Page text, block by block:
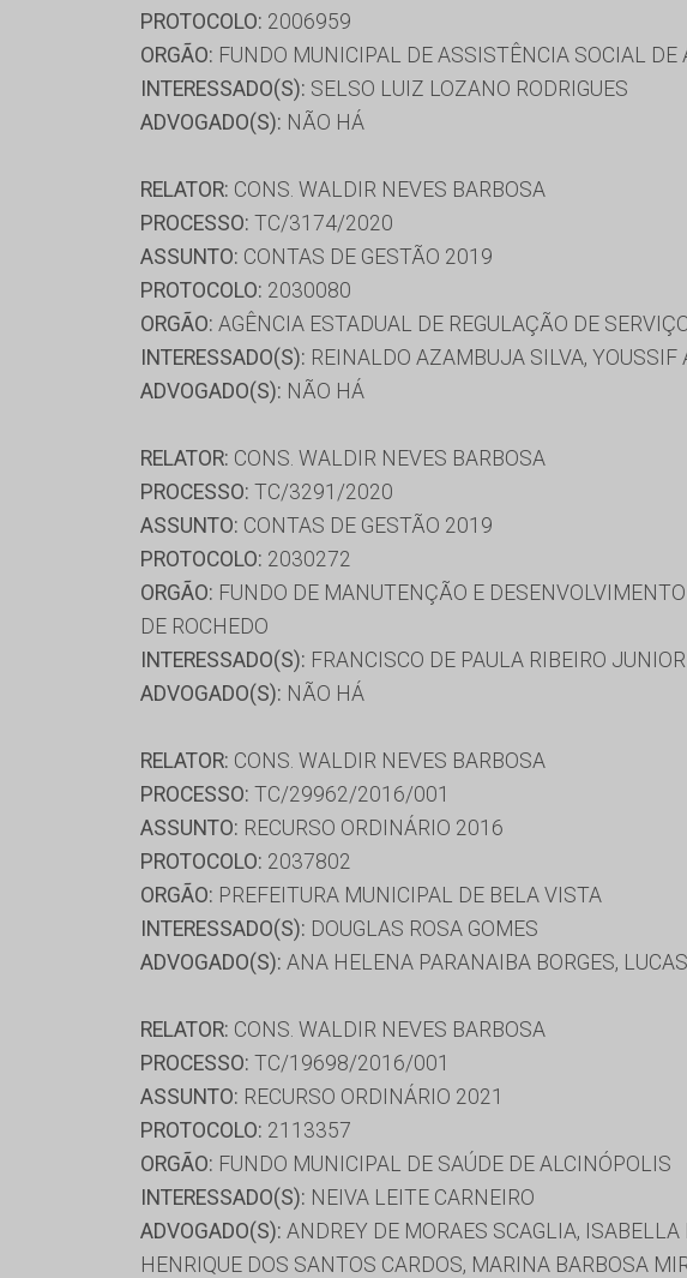
PROTOCOLO: 2006959
ORGÃO: FUNDO MUNICIPAL DE ASSISTÊNCIA SOCIAL
INTERESSADO(S): SELSO LUIZ LOZANO RODRIGUES
ADVOGADO(S): NÃO HÁ
RELATOR: CONS. WALDIR NEVES BARBOSA
PROCESSO: TC/3174/2020
ASSUNTO: CONTAS DE GESTÃO 2019
PROTOCOLO: 2030080
ORGÃO: AGÊNCIA ESTADUAL DE REGULAÇÃO DE
INTERESSADO(S): REINALDO AZAMBUJA SILVA, YOUSSIF
ADVOGADO(S): NÃO HÁ
RELATOR: CONS. WALDIR NEVES BARBOSA
PROCESSO: TC/3291/2020
ASSUNTO: CONTAS DE GESTÃO 2019
PROTOCOLO: 2030272
ORGÃO: FUNDO DE MANUTENÇÃO E
DE ROCHEDO
INTERESSADO(S): FRANCISCO DE PAULA RIBEIRO JUNIOR
ADVOGADO(S): NÃO HÁ
RELATOR: CONS. WALDIR NEVES BARBOSA
PROCESSO: TC/29962/2016/001
ASSUNTO: RECURSO ORDINÁRIO 2016
PROTOCOLO: 2037802
ORGÃO: PREFEITURA MUNICIPAL DE BELA VISTA
INTERESSADO(S): DOUGLAS ROSA GOMES
ADVOGADO(S): ANA HELENA PARANAIBA BORGES,
RELATOR: CONS. WALDIR NEVES BARBOSA
PROCESSO: TC/19698/2016/001
ASSUNTO: RECURSO ORDINÁRIO 2021
PROTOCOLO: 2113357
ORGÃO: FUNDO MUNICIPAL DE SAÚDE DE ALCINÓPOLIS
INTERESSADO(S): NEIVA LEITE CARNEIRO
ADVOGADO(S): ANDREY DE MORAES SCAGLIA,
HENRIQUE DOS SANTOS CARDOS, MARINA BARBOSA